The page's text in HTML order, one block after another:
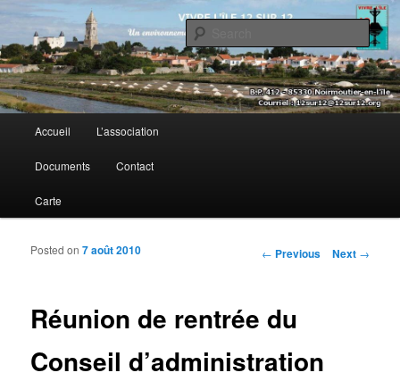
Vivre l’île 12 sur 12
Skip to primary content
Skip to secondary content
Accueil L’association
Documents Contact
Carte
Post navigation
← Previous Next →
Réunion de rentrée du
Conseil d’administration
Posted on7 août 2010